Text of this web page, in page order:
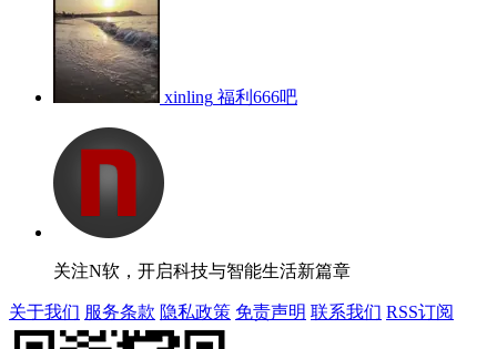
xinling 福利666吧
关注N软，开启科技与智能生活新篇章
关于我们 服务条款 隐私政策 免责声明 联系我们 RSS订阅